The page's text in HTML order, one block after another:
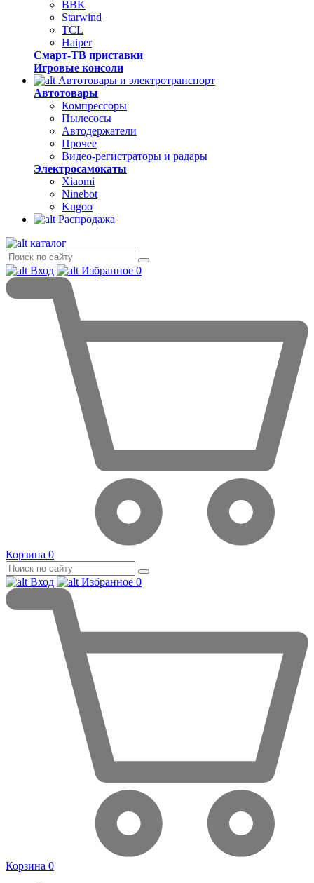
BBK
Starwind
TCL
Haiper
Смарт-ТВ приставки
Игровые консоли
Автотовары и электротранспорт
Автотовары
Компрессоры
Пылесосы
Автодержатели
Прочее
Видео-регистраторы и радары
Электросамокаты
Xiaomi
Ninebot
Kugoo
Распродажа
каталог
Вход Избранное 0
Корзина 0
Вход Избранное 0
Корзина 0